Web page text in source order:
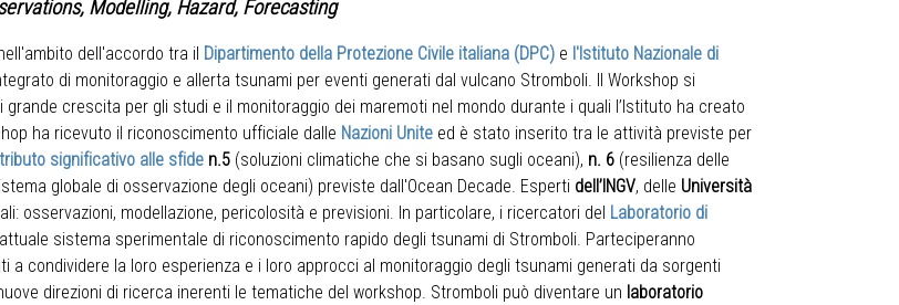
Modelling, Hazard, Forecasting
dell'accordo tra il Dipartimento della Protezione Civile italiana (DPC) e l'Istituto Nazionale di
di monitoraggio e allerta tsunami per eventi generati dal vulcano Stromboli. Il Workshop si
grande crescita per gli studi e il monitoraggio dei maremoti nel mondo durante i quali l’Istituto ha creato
ha ricevuto il riconoscimento ufficiale dalle Nazioni Unite ed è stato inserito tra le attività previste per
significativo alle sfide n.5 (soluzioni climatiche che si basano sugli oceani), n. 6 (resilienza delle
globale di osservazione degli oceani) previste dall'Ocean Decade. Esperti dell’INGV, delle Università
osservazioni, modellazione, pericolosità e previsioni. In particolare, i ricercatori del Laboratorio di
sistema sperimentale di riconoscimento rapido degli tsunami di Stromboli. Parteciperanno
a condividere la loro esperienza e i loro approcci al monitoraggio degli tsunami generati da sorgenti
direzioni di ricerca inerenti le tematiche del workshop. Stromboli può diventare un laboratorio